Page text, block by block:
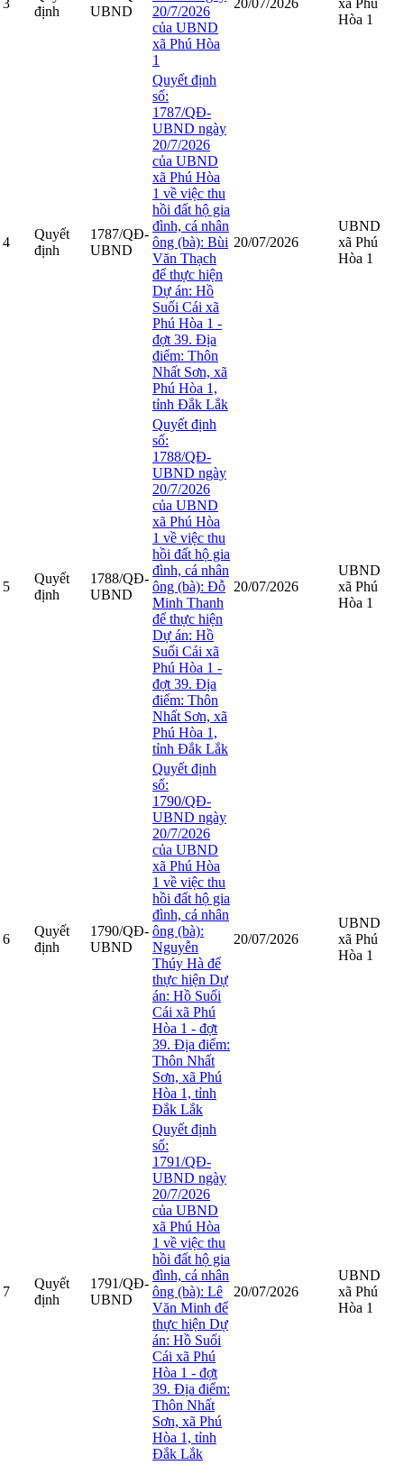
3
định
UBND
20/7/2026
của UBND
xã Phú Hòa
1
20/07/2026
xã Phú
Hòa 1
4
Quyết
định
1787/QĐ-
UBND
Quyết định
số:
1787/QĐ-
UBND ngày
20/7/2026
của UBND
xã Phú Hòa
1 về việc thu
hồi đất hộ gia
đình, cá nhân
ông (bà): Bùi
Văn Thạch
để thực hiện
Dự án: Hồ
Suối Cái xã
Phú Hòa 1 -
đợt 39. Địa
điểm: Thôn
Nhất Sơn, xã
Phú Hòa 1,
tỉnh Đắk Lắk
20/07/2026
UBND
xã Phú
Hòa 1
5
Quyết
định
1788/QĐ-
UBND
Quyết định
số:
1788/QĐ-
UBND ngày
20/7/2026
của UBND
xã Phú Hòa
1 về việc thu
hồi đất hộ gia
đình, cá nhân
ông (bà): Đỗ
Minh Thanh
để thực hiện
Dự án: Hồ
Suối Cái xã
Phú Hòa 1 -
đợt 39. Địa
điểm: Thôn
Nhất Sơn, xã
Phú Hòa 1,
tỉnh Đắk Lắk
20/07/2026
UBND
xã Phú
Hòa 1
6
Quyết
định
1790/QĐ-
UBND
Quyết định
số:
1790/QĐ-
UBND ngày
20/7/2026
của UBND
xã Phú Hòa
1 về việc thu
hồi đất hộ gia
đình, cá nhân
ông (bà):
Nguyễn
Thúy Hà để
thực hiện Dự
án: Hồ Suối
Cái xã Phú
Hòa 1 - đợt
39. Địa điểm:
Thôn Nhất
Sơn, xã Phú
Hòa 1, tỉnh
Đắk Lắk
20/07/2026
UBND
xã Phú
Hòa 1
7
Quyết
định
1791/QĐ-
UBND
Quyết định
số:
1791/QĐ-
UBND ngày
20/7/2026
của UBND
xã Phú Hòa
1 về việc thu
hồi đất hộ gia
đình, cá nhân
ông (bà): Lê
Văn Minh để
thực hiện Dự
án: Hồ Suối
Cái xã Phú
Hòa 1 - đợt
39. Địa điểm:
Thôn Nhất
Sơn, xã Phú
Hòa 1, tỉnh
Đắk Lắk
20/07/2026
UBND
xã Phú
Hòa 1